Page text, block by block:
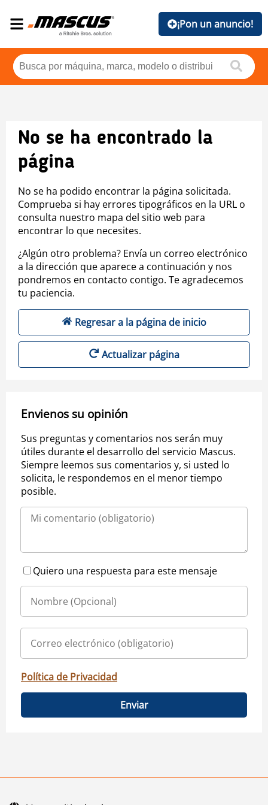
¡Pon un anuncio!
No se ha encontrado la
página
No se ha podido encontrar la página solicitada.
Comprueba si hay errores tipográficos en la URL o
consulta nuestro mapa del sitio web para
encontrar lo que necesites.
¿Algún otro problema? Envía un correo electrónico
a la dirección que aparece a continuación y nos
pondremos en contacto contigo. Te agradecemos
tu paciencia.
Regresar a la página de inicio
Actualizar página
Envienos su opinión
Sus preguntas y comentarios nos serán muy
útiles durante el desarrollo del servicio Mascus.
Siempre leemos sus comentarios y, si usted lo
solicita, le respondemos en el menor tiempo
posible.
Quiero una respuesta para este mensaje
Política de Privacidad
Enviar